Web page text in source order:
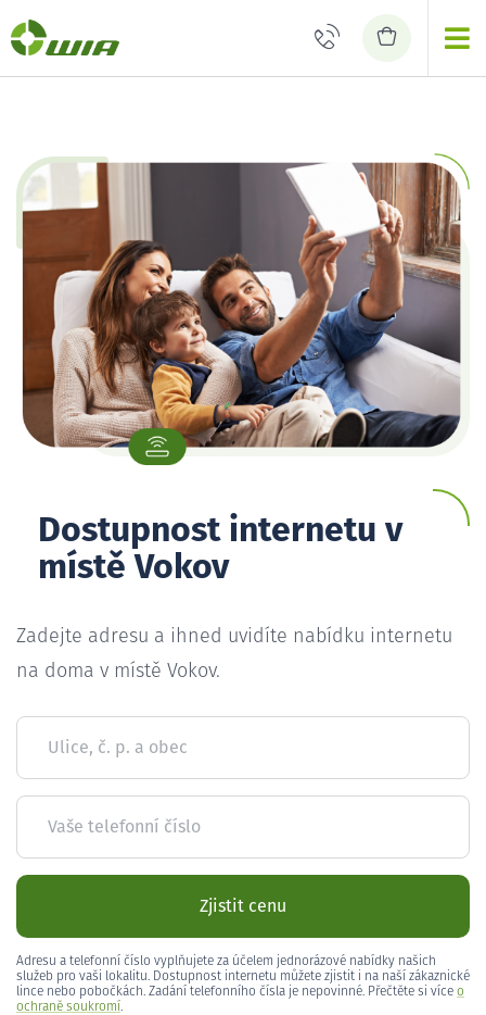
Dostupnost internetu v
místě Vokov
Zadejte adresu a ihned uvidíte nabídku internetu
na doma v místě Vokov.
Ulice, č. p. a obec
Vaše telefonní číslo
Zjistit cenu
Adresu a telefonní číslo vyplňujete za účelem jednorázové nabídky našich
služeb pro vaši lokalitu. Dostupnost internetu můžete zjistit i na naší zákaznické
lince nebo pobočkách. Zadání telefonního čísla je nepovinné. Přečtěte si více o
ochraně soukromí.